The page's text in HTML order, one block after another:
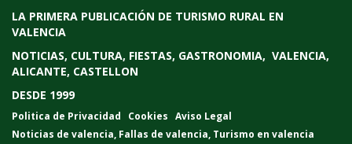
LA PRIMERA PUBLICACIÓN DE TURISMO RURAL EN
VALENCIA
NOTICIAS, CULTURA, FIESTAS, GASTRONOMIA, VALENCIA,
ALICANTE, CASTELLON
DESDE 1999
Politica de Privacidad Cookies Aviso Legal
Noticias de valencia, Fallas de valencia, Turismo en valencia